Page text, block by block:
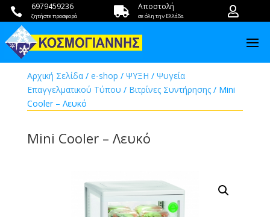
 6979459236
ζητήστε προσφορά  Αποστολή
σε όλη την Ελλάδα 
Αρχική Σελίδα/ e-shop / ΨΥΞΗ / Ψυγεία
Επαγγελματικού Τύπου / Βιτρίνες Συντήρησης/ Mini
Cooler – Λευκό
Mini Cooler – Λευκό